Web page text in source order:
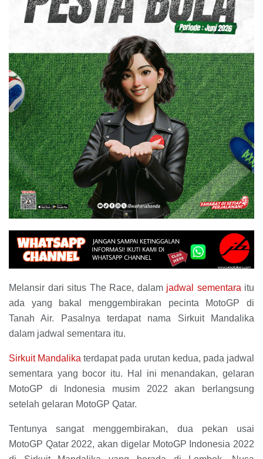
Melansir dari situs The Race, dalam jadwal sementara itu
ada yang bakal menggembirakan pecinta MotoGP di
Tanah Air. Pasalnya terdapat nama Sirkuit Mandalika
dalam jadwal sementara itu.
Sirkuit Mandalika terdapat pada urutan kedua, pada jadwal
sementara yang bocor itu. Hal ini menandakan, gelaran
MotoGP di Indonesia musim 2022 akan berlangsung
setelah gelaran MotoGP Qatar.
Tentunya sangat menggembirakan, dua pekan usai
MotoGP Qatar 2022, akan digelar MotoGP Indonesia 2022